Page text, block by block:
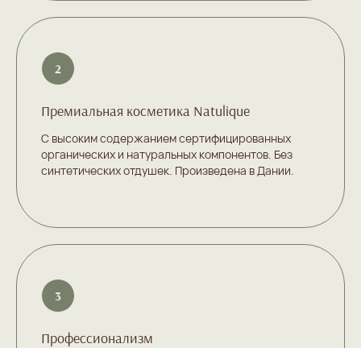
Премиальная косметика Natulique
С высоким содержанием сертифицированных
органических и натуральных компонентов. Без
синтетических отдушек. Произведена в Дании.
Профессионализм